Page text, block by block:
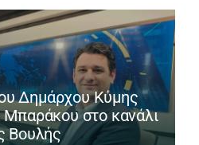
Δημάρχου Κύμης
Μπαράκου στο κανάλι
Βουλής